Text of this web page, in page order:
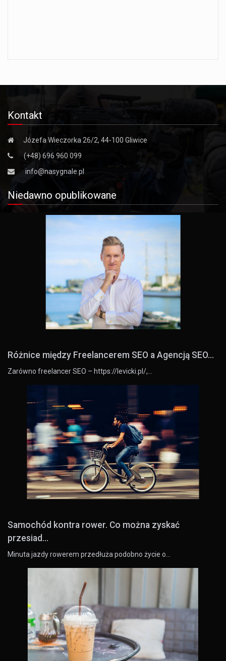
Kontakt
Józefa Wieczorka 26/2, 44-100 Gliwice
(+48) 696 960 099
info@nasygnale.pl
Niedawno opublikowane
Różnice między Freelancerem SEO a Agencją SEO...
Zarówno freelancer SEO – https://levicki.pl/,…
Samochód kontra rower. Co można zyskać
przesiad...
Minuta jazdy rowerem przedłuża podobno życie o…